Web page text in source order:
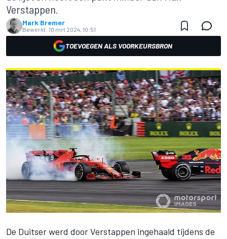
Verstappen.
Mark Bremer
Bewerkt: 10 mrt 2024, 10:51
TOEVOEGEN ALS VOORKEURSBRON
De Duitser werd doorVerstappen ingehaald tijdens de